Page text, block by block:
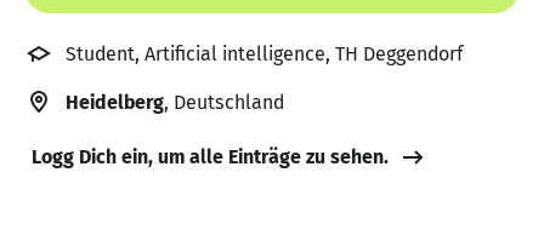
Student, Artificial intelligence, TH Deggendorf
Heidelberg, Deutschland
Logg Dich ein, um alle Einträge zu sehen.